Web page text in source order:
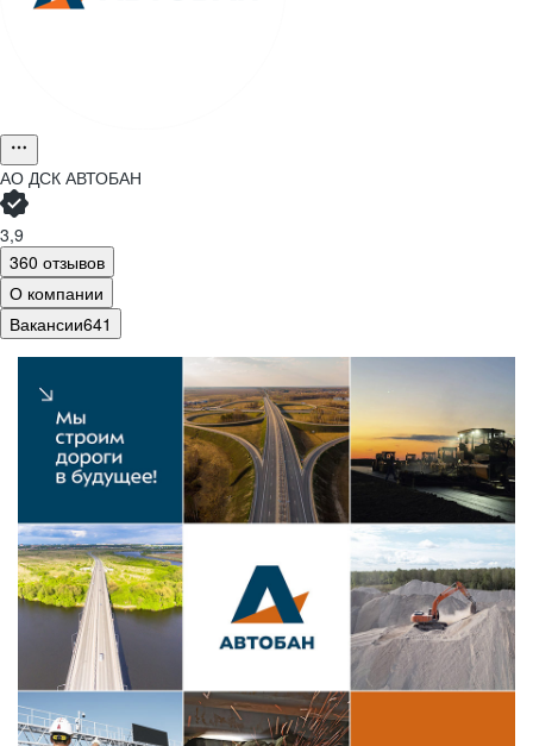
АО ДСК АВТОБАН
3,9
360 отзывов
О компании
Вакансии641